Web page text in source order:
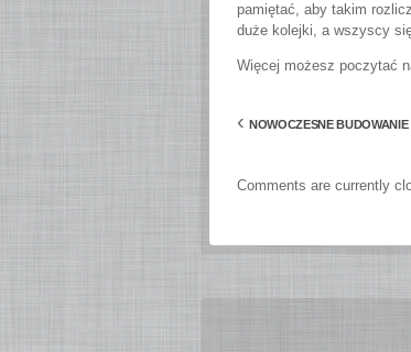
pamiętać, aby takim
duże kolejki, a wszyscy
Więcej możesz poczytać
‹ NOWOCZESNE
Comments are currently